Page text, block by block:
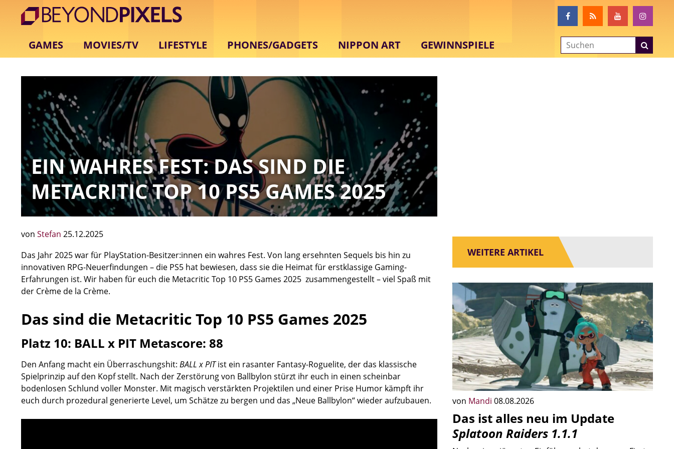
GAMES MOVIES/TV LIFESTYLE PHONES/GADGETS NIPPON ART GEWINNSPIELE
EIN WAHRES FEST: DAS SIND DIE
METACRITIC TOP 10 PS5 GAMES 2025
von Stefan 25.12.2025
Das Jahr 2025 war für PlayStation-Besitzer:innen ein wahres Fest. Von lang ersehnten Sequels bis hin zu
innovativen RPG-Neuerfindungen – die PS5 hat bewiesen, dass sie die Heimat für erstklassige Gaming-
Erfahrungen ist. Wir haben für euch die Metacritic Top 10 PS5 Games 2025 zusammengestellt – viel Spaß mit
der Crème de la Crème.
Das sind die Metacritic Top 10 PS5 Games 2025
Platz 10: BALL x PIT Metascore: 88
Den Anfang macht ein Überraschungshit: BALL x PITist ein rasanter Fantasy-Roguelite, der das klassische
Spielprinzip auf den Kopf stellt. Nach der Zerstörung von Ballbylon stürzt ihr euch in einen scheinbar
bodenlosen Schlund voller Monster. Mit magisch verstärkten Projektilen und einer Prise Humor kämpft ihr
euch durch prozedural generierte Level, um Schätze zu bergen und das „Neue Ballbylon“ wieder aufzubauen.
WEITERE ARTIKEL
von Mandi 08.08.2026
Das ist alles neu im Update
Splatoon Raiders 1.1.1